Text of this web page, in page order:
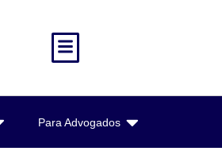
Para Advogados